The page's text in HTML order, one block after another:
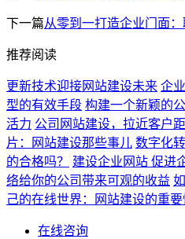
下一篇从零到一打造企业门面
推荐阅读
更新技术迎接网站建设未来 企
型的有效手段 构建一个新颖的
活力 公司网站建设，拉近客户
片：网站建设那些事儿 数字化
的合格吗？
建设企业网站 促进
络给你的公司带来可观的收益
己的在线世界：网站建设的重要
在线咨询